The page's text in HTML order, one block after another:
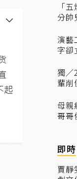
「
分帥
演藝
字卻
獨／
輩削
母親
哥
即時
賈靜